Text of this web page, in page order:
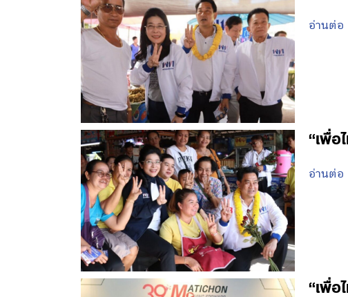
อ่านต่อ
“เพื่อ
อ่านต่อ
“เพื่อ